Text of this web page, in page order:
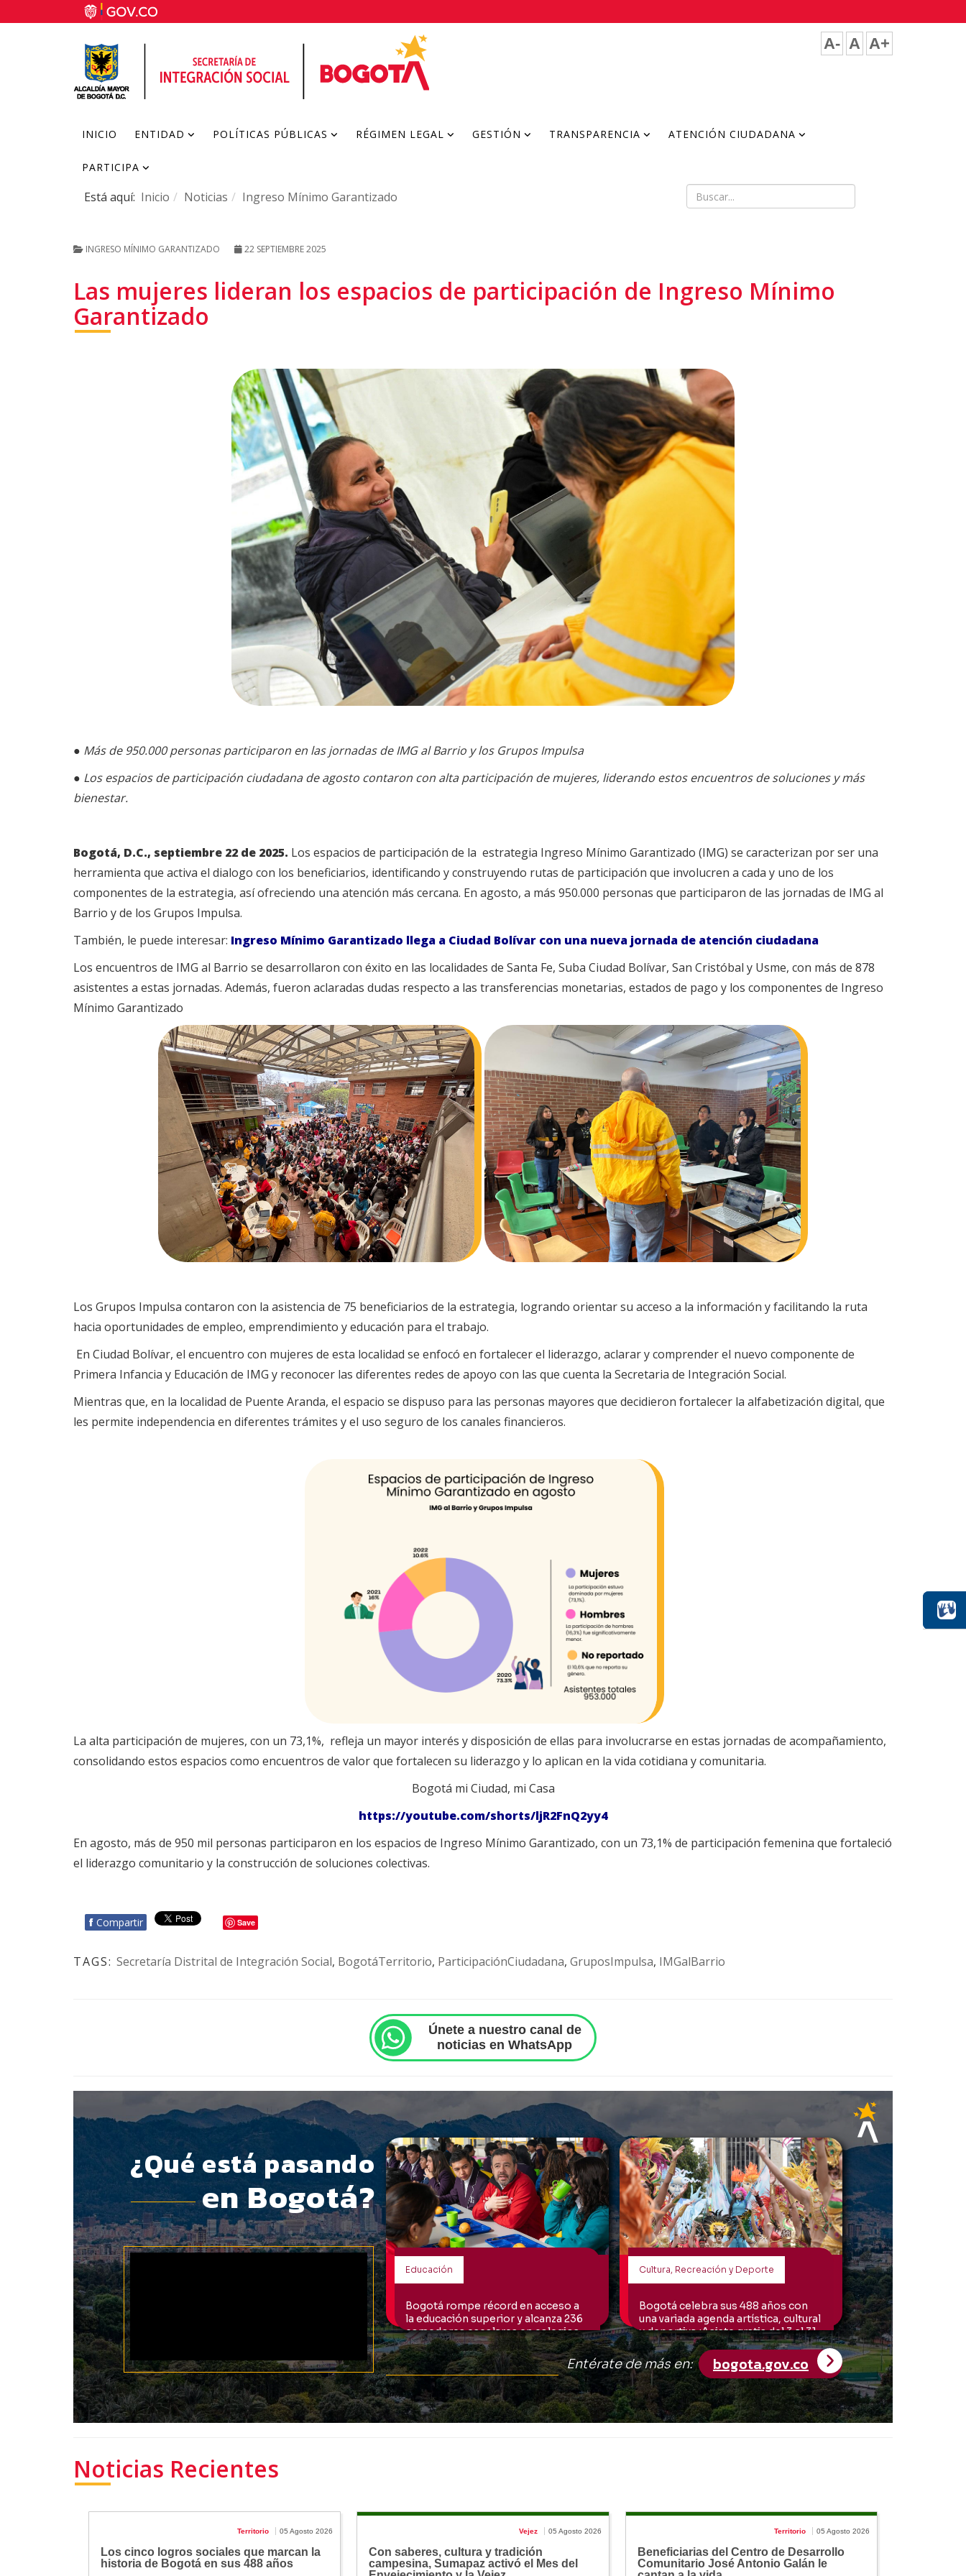
A- A A+
INICIO ENTIDAD POLÍTICAS PÚBLICAS RÉGIMEN LEGAL GESTIÓN TRANSPARENCIA ATENCIÓN CIUDADANA
PARTICIPA
Está aquí: Inicio Noticias Ingreso Mínimo Garantizado
INGRESO MÍNIMO GARANTIZADO 22 SEPTIEMBRE 2025
Las mujeres lideran los espacios de participación de Ingreso Mínimo
Garantizado
● Más de 950.000 personas participaron en las jornadas de IMG al Barrio y los Grupos Impulsa
● Los espacios de participación ciudadana de agosto contaron con alta participación de mujeres, liderando estos encuentros de soluciones y más
bienestar.
Bogotá, D.C., septiembre 22 de 2025. Los espacios de participación de la estrategia Ingreso Mínimo Garantizado (IMG) se caracterizan por ser una
herramienta que activa el dialogo con los beneficiarios, identificando y construyendo rutas de participación que involucren a cada y uno de los
componentes de la estrategia, así ofreciendo una atención más cercana. En agosto, a más 950.000 personas que participaron de las jornadas de IMG al
Barrio y de los Grupos Impulsa.
También, le puede interesar: Ingreso Mínimo Garantizado llega a Ciudad Bolívar con una nueva jornada de atención ciudadana
Los encuentros de IMG al Barrio se desarrollaron con éxito en las localidades de Santa Fe, Suba Ciudad Bolívar, San Cristóbal y Usme, con más de 878
asistentes a estas jornadas. Además, fueron aclaradas dudas respecto a las transferencias monetarias, estados de pago y los componentes de Ingreso
Mínimo Garantizado
Los Grupos Impulsa contaron con la asistencia de 75 beneficiarios de la estrategia, logrando orientar su acceso a la información y facilitando la ruta
hacia oportunidades de empleo, emprendimiento y educación para el trabajo.
En Ciudad Bolívar, el encuentro con mujeres de esta localidad se enfocó en fortalecer el liderazgo, aclarar y comprender el nuevo componente de
Primera Infancia y Educación de IMG y reconocer las diferentes redes de apoyo con las que cuenta la Secretaria de Integración Social.
Mientras que, en la localidad de Puente Aranda, el espacio se dispuso para las personas mayores que decidieron fortalecer la alfabetización digital, que
les permite independencia en diferentes trámites y el uso seguro de los canales financieros.
La alta participación de mujeres, con un 73,1%, refleja un mayor interés y disposición de ellas para involucrarse en estas jornadas de acompañamiento,
consolidando estos espacios como encuentros de valor que fortalecen su liderazgo y lo aplican en la vida cotidiana y comunitaria.
Bogotá mi Ciudad, mi Casa
https://youtube.com/shorts/ljR2FnQ2yy4
En agosto, más de 950 mil personas participaron en los espacios de Ingreso Mínimo Garantizado, con un 73,1% de participación femenina que fortaleció
el liderazgo comunitario y la construcción de soluciones colectivas.
f Compartir Save
TAGS: Secretaría Distrital de Integración Social, BogotáTerritorio, ParticipaciónCiudadana, GruposImpulsa, IMGalBarrio
Únete a nuestro canal de
noticias en WhatsApp
Noticias Recientes
Territorio 05 Agosto 2026
Los cinco logros sociales que marcan la
historia de Bogotá en sus 488 años
Vejez 05 Agosto 2026
Con saberes, cultura y tradición
campesina, Sumapaz activó el Mes del
Territorio 05 Agosto 2026
Beneficiarias del Centro de Desarrollo
Comunitario José Antonio Galán le